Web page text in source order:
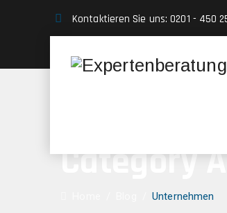
Kontaktieren Sie uns: 0201 - 450
Category
/Unternehmen